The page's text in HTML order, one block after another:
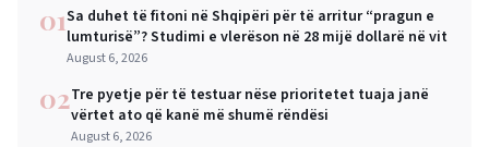
01Sa duhet të fitoni në Shqipëri për të arritur “pragun e
lumturisë”? Studimi e vlerëson në 28 mijë dollarë në vit
August 6, 2026
02Tre pyetje për të testuar nëse prioritetet tuaja janë
vërtet ato që kanë më shumë rëndësi
August 6, 2026